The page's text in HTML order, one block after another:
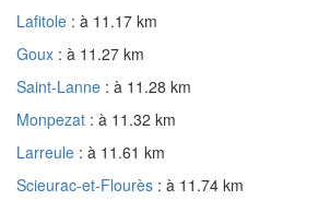
Lafitole : à 11.17 km
Goux : à 11.27 km
Saint-Lanne : à 11.28 km
Monpezat : à 11.32 km
Larreule : à 11.61 km
Scieurac-et-Flourès : à 11.74 km